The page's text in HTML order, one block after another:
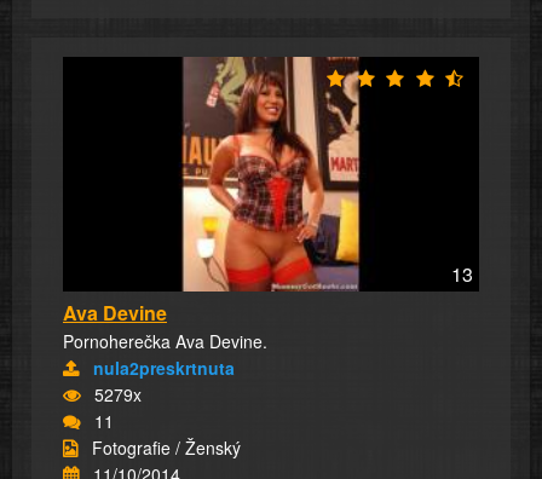
13
Ava Devine
Pornoherečka Ava Devine.
nula2preskrtnuta
5279x
11
Fotografie / Ženský
11/10/2014